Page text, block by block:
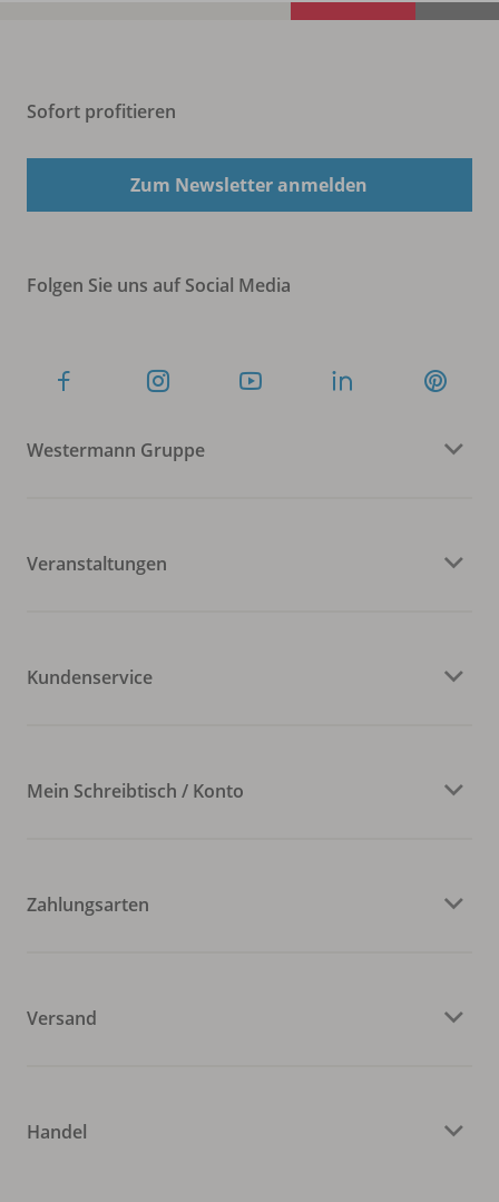
Sofort profitieren
Zum Newsletter anmelden
Folgen Sie uns auf Social Media
Westermann Gruppe
Veranstaltungen
Kundenservice
Mein Schreibtisch / Konto
Zahlungsarten
Versand
Handel